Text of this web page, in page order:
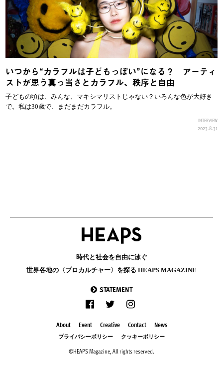
いつから“カラフルは子どもっぽい”になる？ アーティ
ストが思う真っ当さとカラフル、秩序と自由
子どもの頃は、みんな、マキシマリストじゃない？いろんな色が大好き
で。私は30歳で、まだまだカラフル。
INTERVIEW
2023.8.31
時代と社会を自由に泳ぐ
世界各地の〈プロカルチャー〉を探る HEAPS MAGAZINE
STATEMENT
About Event Creative Contact News
プライバシーポリシー クッキーポリシー
©HEAPS Magazine, All rights reserved.